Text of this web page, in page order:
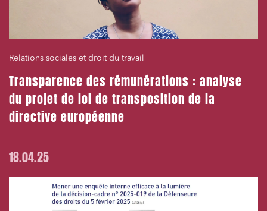
Relations sociales et droit du travail
Transparence des rémunérations : analyse
du projet de loi de transposition de la
directive européenne
18.04.25